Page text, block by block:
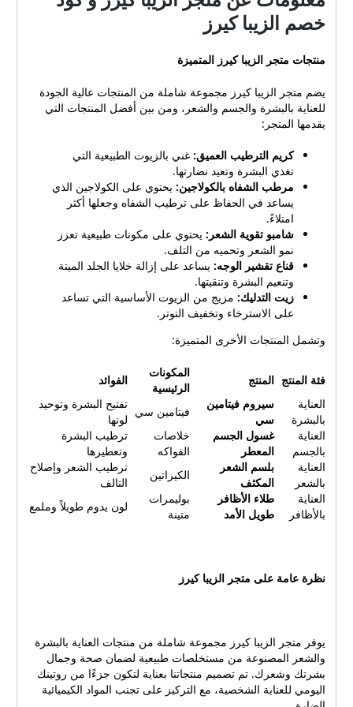
من متجر الزيبا كيرز. أقسام
متجر الزيبا كيرز يوفر متجر
منتجات العناية بالبشرة
مستخلصات طبيعية للعناية
الفائقة بالبشرة والشعر. تم
تصميم منتجاتنا لتكون خالية من
يجعلها مثالية لروتينك اليومي
للحفاظ على صحة وجمال
بشرتك وشعرك. أقسام
المنتجات العناية بالبشرة
العناية بالشعر شامبو بلسم
زيوت شعر منتجات تصفيف
مستخلصات طبيعية زيوت
أساسية مستخلصات نباتية
زيوت حاملة جدول منتجات
العناية بالبشرة الأكثر مبيعًا
المنتجالسعرالتقييممنظف الوجه
النهار بخلاصة
الصبار$14.994.8/5سيروم
فيتامين سي$19.994.9/5قناع
الطين العميق$12.994.2/5
أهم الاسئلة الشائعة حول كود
خصم الزيبا كيرز الأسئلة
الشائعة حول كود خصم الزيبا
كيرز ما هو كود خصم الزيبا
كيرز؟ كود الخصم هو رمز
ترويجي يمنحك خصمًا على
خصم الزيبا كيرز؟ يمكنك
الحصول على كود خصم الزيبا
المتجر على وسائل التواصل
الاجتماعي. زيارة مواقع
ومدونات الكوبونات. ما هي
شروط وأحكام استخدام كود
منتجات العناية بالبشرة والشعر
عالية الجودة، بما في ذلك:
منتجات العناية بالبشرة
متنوعة من منتجات العناية
بالشعر، بما في ذلك الشامبو
وعضوية خالصة، وخالية من
المواد الكيميائية الضارة. فهي
مصممة لتوفير روتين يومي
على الحفاظ على صحة وجمال
دولارًامرطب الوجه الليلييرطب
البشرة بعمق ويقلل من ظهور
التجاعيد20 دولارًاشامبو الشعر
الجاف والتالفيرطب الشعر
دولارًا أهم الاسئلة الشائعة
هي منتجات الزيبا كيرز؟ تقدم
الزيبا كيرز مجموعة متنوعة من
التواصل الاجتماعي: انضم إلى
صفحات العلامة التجارية على
Facebook و Instagram و
Twitter للحصول على أحدث
خصم الزيبا كيرز
منتجات متجر الزيبا كيرز المتميزة
يضم متجر الزيبا كيرز مجموعة شاملة من المنتجات عالية الجودة
للعناية بالبشرة والجسم والشعر، ومن بين أفضل المنتجات التي
يقدمها المتجر:
كريم الترطيب العميق:غني بالزيوت الطبيعية التي
تغذي البشرة وتعيد نضارتها.
مرطب الشفاه بالكولاجين:يحتوي على الكولاجين الذي
يساعد في الحفاظ على ترطيب الشفاه وجعلها أكثر
امتلاءً.
شامبو تقوية الشعر:يحتوي على مكونات طبيعية تعزز
نمو الشعر وتحميه من التلف.
قناع تقشير الوجه:يساعد على إزالة خلايا الجلد الميتة
وتنعيم البشرة وتنقيتها.
زيت التدليك:مزيج من الزيوت الأساسية التي تساعد
على الاسترخاء وتخفيف التوتر.
وتشمل المنتجات الأخرى المتميزة:
فئة المنتج المنتج
المكونات
الرئيسية
الفوائد
العناية
بالبشرة
سيروم فيتامين
سي
فيتامين سي
تفتيح البشرة وتوحيد
لونها
العناية
بالجسم
غسول الجسم
المعطر
خلاصات
الفواكه
ترطيب البشرة
وتعطيرها
العناية
بالشعر
بلسم الشعر
المكثف
الكيراتين
ترطيب الشعر وإصلاح
التالف
العناية
بالأظافر
طلاء الأظافر
طويل الأمد
بوليمرات
متينة
لون يدوم طويلاً وملمع
نظرة عامة على متجر الزيبا كيرز
يوفر متجر الزيبا كيرز مجموعة شاملة من منتجات العناية بالبشرة
والشعر المصنوعة من مستخلصات طبيعية لضمان صحة وجمال
بشرتك وشعرك. تم تصميم منتجاتنا بعناية لتكون جزءًا من روتينك
اليومي للعناية الشخصية، مع التركيز على تجنب المواد الكيميائية